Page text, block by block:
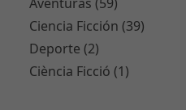
Acción (46)
Terror (15)
Humor (33)
Suspense (84)